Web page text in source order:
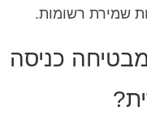
שמירת רשומות.
האם ESTA מבטיחה כניסה